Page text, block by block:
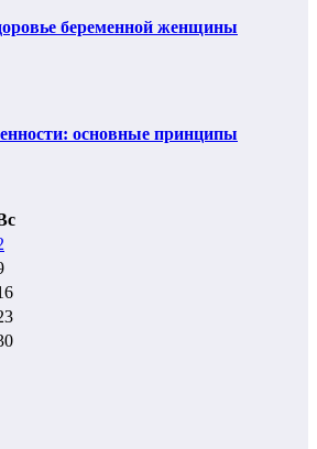
беременной женщины
основные принципы